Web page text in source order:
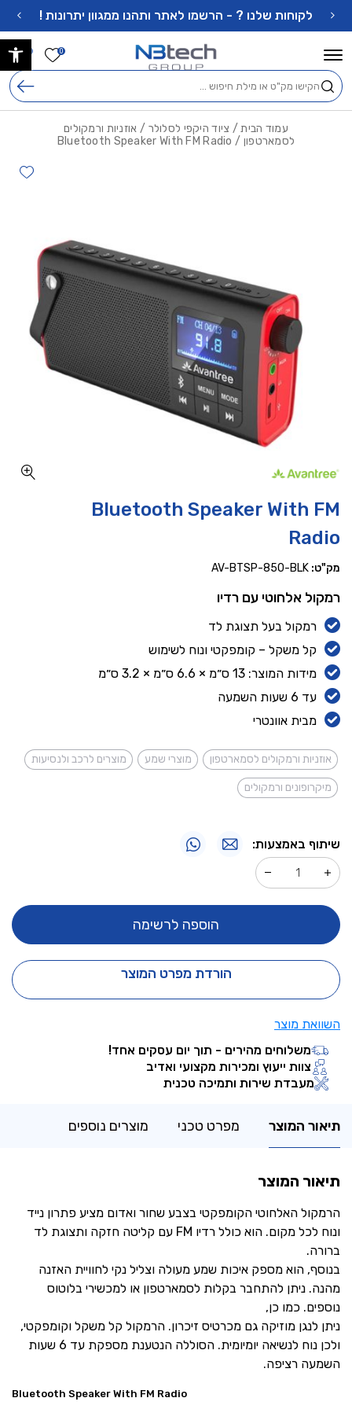
Skip to Content
לקוחות שלנו ? - הרשמו לאתר ותהנו ממגוון יתרונות !
0 הרשימה
חיפוש
עמוד הבית/ ציוד היקפי לסלולר / אוזניות ורמקולים
לסמארטפון / Bluetooth Speaker With FM Radio
Bluetooth Speaker With FM
Radio
מק"ט: AV-BTSP-850-BLK
רמקול אלחוטי עם רדיו
רמקול בעל תצוגת לד
קל משקל – קומפקטי ונוח לשימוש
מידות המוצר: 13 ס״מ × 6.6 ס״מ × 3.2 ס״מ
עד 6 שעות השמעה
מבית אוונטרי
אוזניות ורמקולים לסמארטפון מוצרי שמע מוצרים לרכב ולנסיעות
מיקרופונים ורמקולים
שיתוף באמצעות:
הוספה לרשימה
הורדת מפרט המוצר
השוואת מוצר
משלוחים מהירים - תוך יום עסקים אחד!
צוות ייעוץ ומכירות מקצועי ואדיב
מעבדת שירות ותמיכה טכנית
תיאור המוצר מפרט טכני מוצרים נוספים
תיאור המוצר
הרמקול האלחוטי הקומפקטי בצבע שחור ואדום מציע פתרון נייד
ונוח לכל מקום. הוא כולל רדיו FM עם קליטה חזקה ותצוגת לד
ברורה.
בנוסף, הוא מספק איכות שמע מעולה וצליל נקי לחוויית האזנה
מהנה. ניתן להתחבר בקלות לסמארטפון או למכשירי בלוטוס
נוספים. כמו כן,
ניתן לנגן מוזיקה גם מכרטיס זיכרון. הרמקול קל משקל וקומפקטי,
ולכן נוח לנשיאה יומיומית. הסוללה הנטענת מספקת עד 6 שעות
השמעה רציפה.
Bluetooth Speaker With FM Radio
בחזרה למעלה